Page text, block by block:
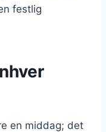
festlig
en middag; det